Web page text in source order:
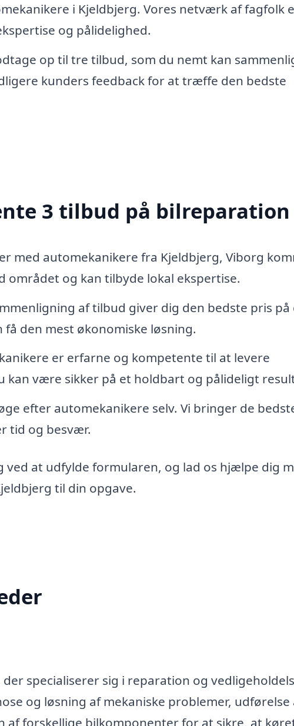
i Kjeldbjerg. Vores netværk af fagfolk
og pålidelighed.
op til tre tilbud, som du nemt kan
kunders feedback for at træffe den bedste
3 tilbud på bilreparation
med automekanikere fra Kjeldbjerg, Viborg
området og kan tilbyde lokal ekspertise.
af tilbud giver dig den bedste pris på
den mest økonomiske løsning.
er erfarne og kompetente til at levere
kan være sikker på et holdbart og pålideligt
efter automekanikere selv. Vi bringer de
tid og besvær.
ved at udfylde formularen, og lad os hjælpe dig
til din opgave.
specialiserer sig i reparation og
og løsning af mekaniske problemer, udførelse
af forskellige bilkomponenter for at sikre, at